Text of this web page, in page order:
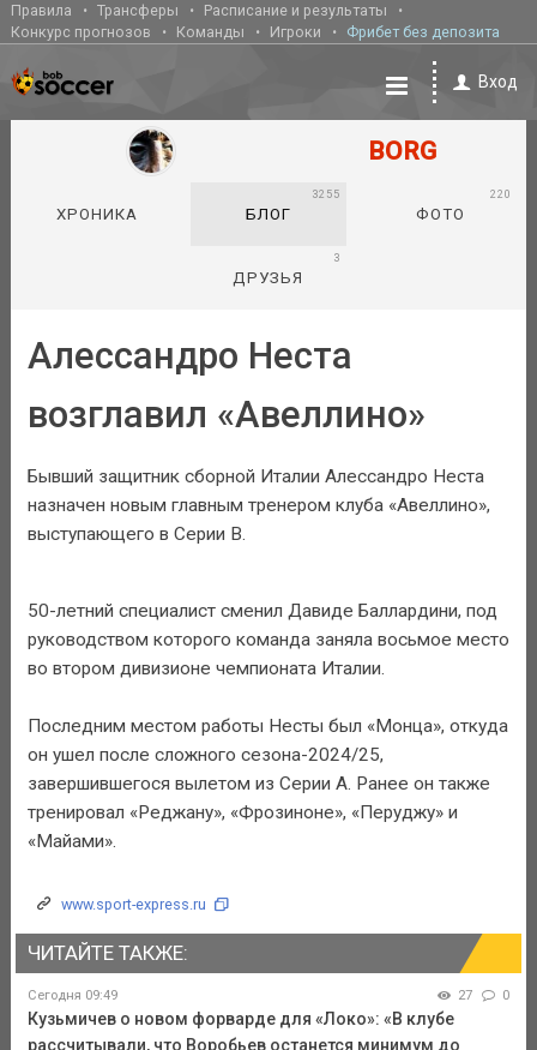
Правила Трансферы
Расписание и результаты
Конкурс прогнозов
Команды Игроки Фрибет без депозита
Вход
BORG
ХРОНИКА БЛОГ
3255
ФОТО
220
ДРУЗЬЯ
3
Алессандро Неста
возглавил «Авеллино»
Бывший защитник сборной Италии Алессандро Неста
назначен новым главным тренером клуба «Авеллино»,
выступающего в Серии B.
50-летний специалист сменил Давиде Баллардини, под
руководством которого команда заняла восьмое место
во втором дивизионе чемпионата Италии.
Последним местом работы Несты был «Монца», откуда
он ушел после сложного сезона-2024/25,
завершившегося вылетом из Серии А. Ранее он также
тренировал «Реджану», «Фрозиноне», «Перуджу» и
«Майами».
www.sport-express.ru
ЧИТАЙТЕ ТАКЖЕ:
Сегодня 09:49 27 0
Кузьмичев о новом форварде для «Локо»: «В клубе
рассчитывали, что Воробьев останется минимум до